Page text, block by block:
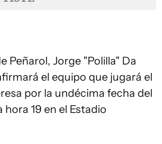
Peñarol, Jorge "Polilla" Da
el equipo que jugará el
por la undécima fecha del
19 en el Estadio